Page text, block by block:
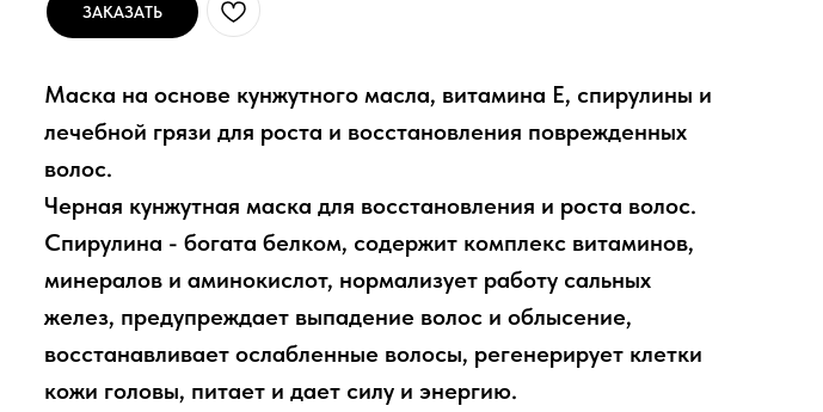
ЗАКАЗАТЬ
Маска на основе кунжутного масла, витамина Е, спирулины и
лечебной грязи для роста и восстановления поврежденных
волос.
Черная кунжутная маска для восстановления и роста волос.
Спирулина - богата белком, содержит комплекс витаминов,
минералов и аминокислот, нормализует работу сальных
желез, предупреждает выпадение волос и облысение,
восстанавливает ослабленные волосы, регенерирует клетки
кожи головы, питает и дает силу и энергию.